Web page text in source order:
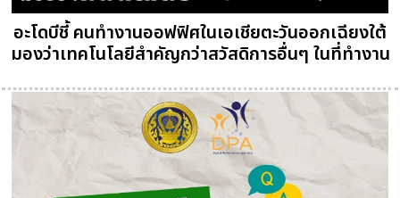
อะโดบีชี้ คนทำงานออฟฟิศในเอเชียตะวันออกเฉียงใต้
มองว่าเทคโนโลยีสำคัญกว่าสวัสดิการอื่นๆ ในที่ทำงาน